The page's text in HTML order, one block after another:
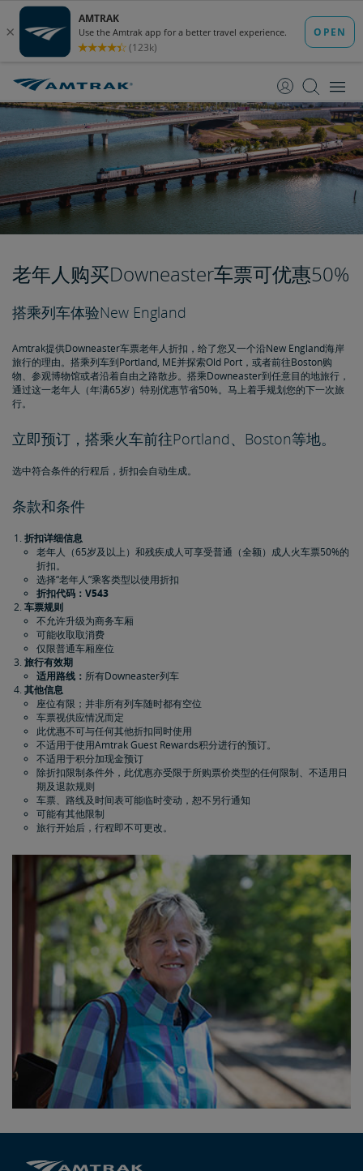
至
至
老年人购买Downeaster车票可优惠50%
搭乘列车体验New England
Amtrak提供Downeaster车票老年人折扣，给了您又一个沿New England海岸
旅行的理由。搭乘列车到Portland, ME并探索Old Port，或者前往Boston购
物、参观博物馆或者沿着自由之路散步。搭乘Downeaster到任意目的地旅行，
通过这一老年人（年满65岁）特别优惠节省50%。马上着手规划您的下一次旅
行。
立即预订，搭乘火车前往Portland、Boston等地。
选中符合条件的行程后，折扣会自动生成。
条款和条件
折扣详细信息
老年人（65岁及以上）和残疾成人可享受普通（全额）成人火车票50%的
折扣。
选择“老年人”乘客类型以使用折扣
折扣代码：V543
车票规则
不允许升级为商务车厢
可能收取取消费
仅限普通车厢座位
旅行有效期
适用路线： 所有Downeaster列车
其他信息
座位有限；并非所有列车随时都有空位
车票视供应情况而定
此优惠不可与任何其他折扣同时使用
不适用于使用Amtrak Guest Rewards积分进行的预订。
不适用于积分加现金预订
除折扣限制条件外，此优惠亦受限于所购票价类型的任何限制、不适用日
期及退款规则
车票、路线及时间表可能临时变动，恕不另行通知
可能有其他限制
旅行开始后，行程即不可更改。